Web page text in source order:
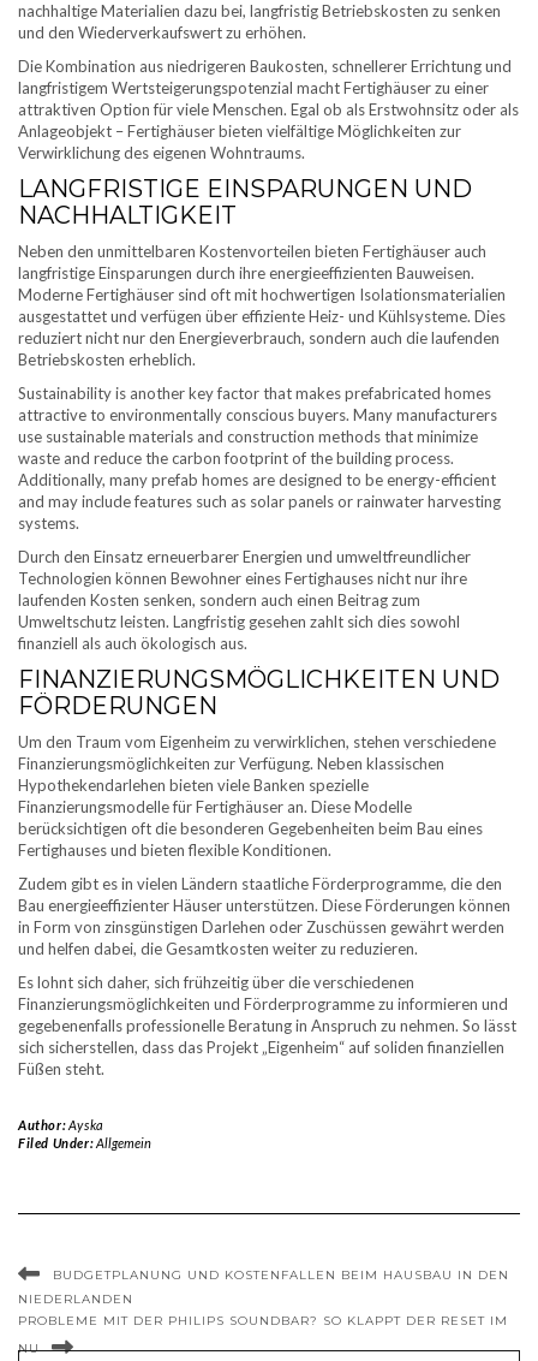
nachhaltige Materialien dazu bei, langfristig Betriebskosten zu senken
und den Wiederverkaufswert zu erhöhen.
Die Kombination aus niedrigeren Baukosten, schnellerer Errichtung und
langfristigem Wertsteigerungspotenzial macht Fertighäuser zu einer
attraktiven Option für viele Menschen. Egal ob als Erstwohnsitz oder als
Anlageobjekt – Fertighäuser bieten vielfältige Möglichkeiten zur
Verwirklichung des eigenen Wohntraums.
LANGFRISTIGE EINSPARUNGEN UND
NACHHALTIGKEIT
Neben den unmittelbaren Kostenvorteilen bieten Fertighäuser auch
langfristige Einsparungen durch ihre energieeffizienten Bauweisen.
Moderne Fertighäuser sind oft mit hochwertigen Isolationsmaterialien
ausgestattet und verfügen über effiziente Heiz- und Kühlsysteme. Dies
reduziert nicht nur den Energieverbrauch, sondern auch die laufenden
Betriebskosten erheblich.
Sustainability is another key factor that makes prefabricated homes
attractive to environmentally conscious buyers. Many manufacturers
use sustainable materials and construction methods that minimize
waste and reduce the carbon footprint of the building process.
Additionally, many prefab homes are designed to be energy-efficient
and may include features such as solar panels or rainwater harvesting
systems.
Durch den Einsatz erneuerbarer Energien und umweltfreundlicher
Technologien können Bewohner eines Fertighauses nicht nur ihre
laufenden Kosten senken, sondern auch einen Beitrag zum
Umweltschutz leisten. Langfristig gesehen zahlt sich dies sowohl
finanziell als auch ökologisch aus.
FINANZIERUNGSMÖGLICHKEITEN UND
FÖRDERUNGEN
Um den Traum vom Eigenheim zu verwirklichen, stehen verschiedene
Finanzierungsmöglichkeiten zur Verfügung. Neben klassischen
Hypothekendarlehen bieten viele Banken spezielle
Finanzierungsmodelle für Fertighäuser an. Diese Modelle
berücksichtigen oft die besonderen Gegebenheiten beim Bau eines
Fertighauses und bieten flexible Konditionen.
Zudem gibt es in vielen Ländern staatliche Förderprogramme, die den
Bau energieeffizienter Häuser unterstützen. Diese Förderungen können
in Form von zinsgünstigen Darlehen oder Zuschüssen gewährt werden
und helfen dabei, die Gesamtkosten weiter zu reduzieren.
Es lohnt sich daher, sich frühzeitig über die verschiedenen
Finanzierungsmöglichkeiten und Förderprogramme zu informieren und
gegebenenfalls professionelle Beratung in Anspruch zu nehmen. So lässt
sich sicherstellen, dass das Projekt „Eigenheim“ auf soliden finanziellen
Füßen steht.
Author:Ayska
Filed Under:Allgemein
BUDGETPLANUNG UND KOSTENFALLEN BEIM HAUSBAU IN DEN
NIEDERLANDEN
PROBLEME MIT DER PHILIPS SOUNDBAR? SO KLAPPT DER RESET IM
NU